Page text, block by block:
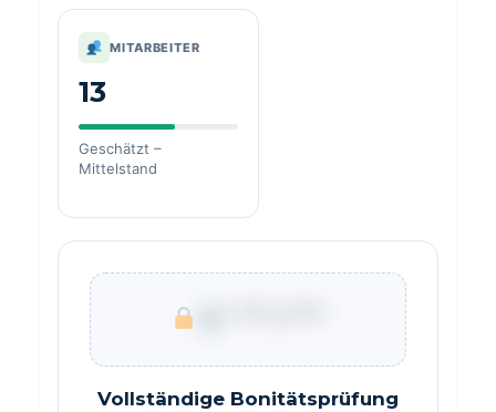
MITARBEITER
13
Geschätzt –
Mittelstand
Vollständige Bonitätsprüfung